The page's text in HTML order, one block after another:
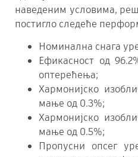
наведеним условима,
постигло следеће
Номинална снага
Ефикасност од
оптерећења;
Хармонијско
мање од 0.3%;
Хармонијско
мање од 0.5%;
Пропусни опсег